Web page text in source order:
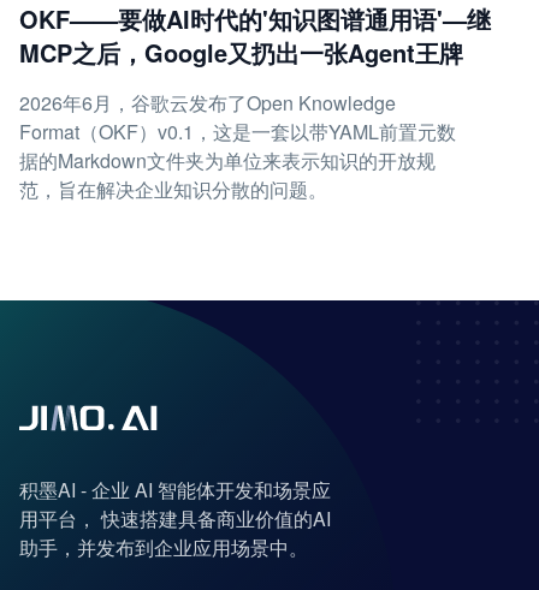
OKF——要做AI时代的'知识图谱通用语'—继
MCP之后，Google又扔出一张Agent王牌
2026年6月，谷歌云发布了Open Knowledge
Format（OKF）v0.1，这是一套以带YAML前置元数
据的Markdown文件夹为单位来表示知识的开放规
范，旨在解决企业知识分散的问题。
积墨AI - 企业 AI 智能体开发和场景应
用平台， 快速搭建具备商业价值的AI
助手，并发布到企业应用场景中。